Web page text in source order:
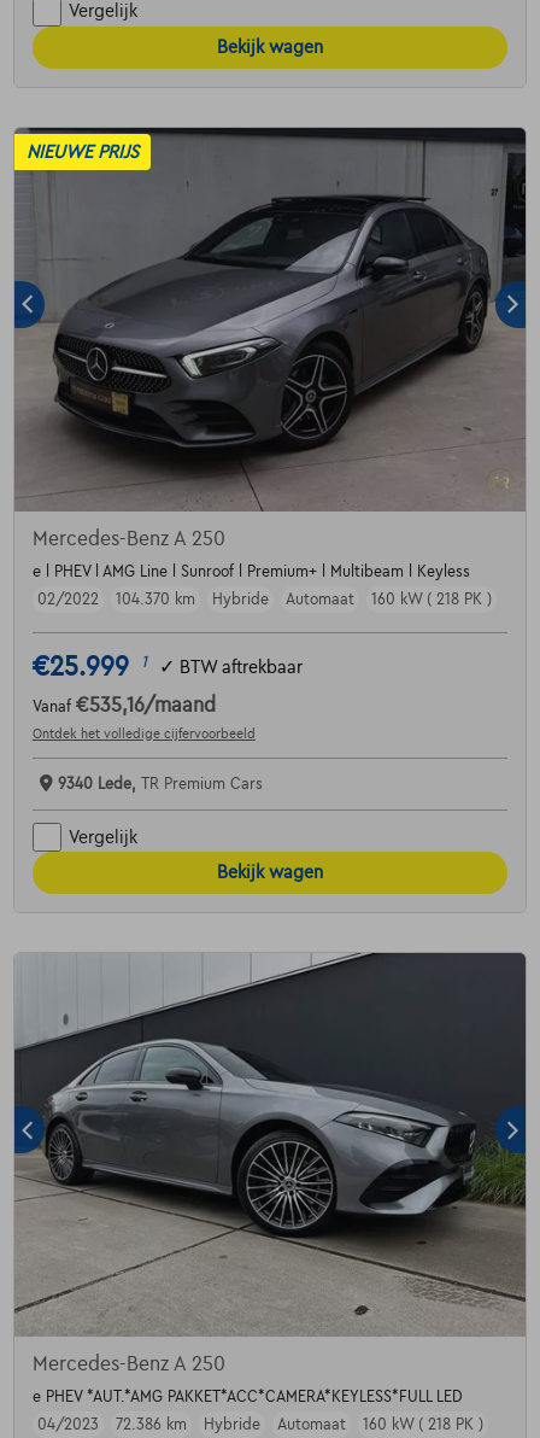
Vergelijk
Bekijk wagen
NIEUWE PRIJS
Mercedes-Benz A 250
e l PHEV l AMG Line l Sunroof l Premium+ l Multibeam l Keyless
02/2022
104.370 km Hybride Automaat 160 kW ( 218 PK )
€25.999 1 ✓ BTW aftrekbaar
Vanaf €535,16/maand
Ontdek het volledige cijfervoorbeeld
9340 Lede, TR Premium Cars
Vergelijk
Bekijk wagen
Mercedes-Benz A 250
e PHEV *AUT.*AMG PAKKET*ACC*CAMERA*KEYLESS*FULL LED
04/2023
72.386 km Hybride Automaat 160 kW ( 218 PK )